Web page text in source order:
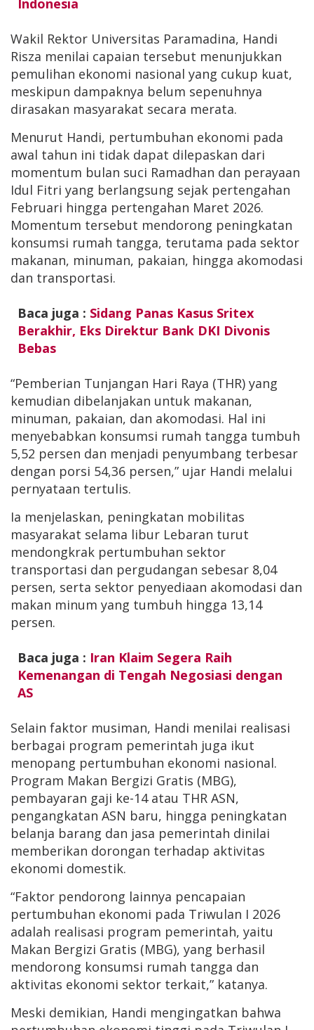
Indonesia
Wakil Rektor Universitas Paramadina, Handi
Risza menilai capaian tersebut menunjukkan
pemulihan ekonomi nasional yang cukup kuat,
meskipun dampaknya belum sepenuhnya
dirasakan masyarakat secara merata.
Menurut Handi, pertumbuhan ekonomi pada
awal tahun ini tidak dapat dilepaskan dari
momentum bulan suci Ramadhan dan perayaan
Idul Fitri yang berlangsung sejak pertengahan
Februari hingga pertengahan Maret 2026.
Momentum tersebut mendorong peningkatan
konsumsi rumah tangga, terutama pada sektor
makanan, minuman, pakaian, hingga akomodasi
dan transportasi.
Baca juga : Sidang Panas Kasus Sritex
Berakhir, Eks Direktur Bank DKI Divonis
Bebas
“Pemberian Tunjangan Hari Raya (THR) yang
kemudian dibelanjakan untuk makanan,
minuman, pakaian, dan akomodasi. Hal ini
menyebabkan konsumsi rumah tangga tumbuh
5,52 persen dan menjadi penyumbang terbesar
dengan porsi 54,36 persen,” ujar Handi melalui
pernyataan tertulis.
Ia menjelaskan, peningkatan mobilitas
masyarakat selama libur Lebaran turut
mendongkrak pertumbuhan sektor
transportasi dan pergudangan sebesar 8,04
persen, serta sektor penyediaan akomodasi dan
makan minum yang tumbuh hingga 13,14
persen.
Baca juga : Iran Klaim Segera Raih
Kemenangan di Tengah Negosiasi dengan
AS
Selain faktor musiman, Handi menilai realisasi
berbagai program pemerintah juga ikut
menopang pertumbuhan ekonomi nasional.
Program Makan Bergizi Gratis (MBG),
pembayaran gaji ke-14 atau THR ASN,
pengangkatan ASN baru, hingga peningkatan
belanja barang dan jasa pemerintah dinilai
memberikan dorongan terhadap aktivitas
ekonomi domestik.
“Faktor pendorong lainnya pencapaian
pertumbuhan ekonomi pada Triwulan I 2026
adalah realisasi program pemerintah, yaitu
Makan Bergizi Gratis (MBG), yang berhasil
mendorong konsumsi rumah tangga dan
aktivitas ekonomi sektor terkait,” katanya.
Meski demikian, Handi mengingatkan bahwa